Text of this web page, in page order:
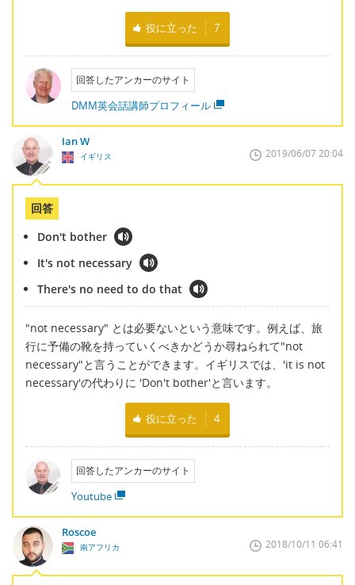
役に立った 7
回答したアンカーのサイト
DMM英会話講師プロフィール
Ian W
イギリス 2019/06/07 20:04
回答
Don't bother
It's not necessary
There's no need to do that
"not necessary" とは必要ないという意味です。例えば、旅
行に予備の靴を持っていくべきかどうか尋ねられて"not
necessary"と言うことができます。イギリスでは、'it is not
necessary'の代わりに 'Don't bother'と言います。
役に立った 4
回答したアンカーのサイト
Youtube
Roscoe
南アフリカ 2018/10/11 06:41